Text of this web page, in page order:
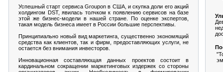
Успешный старт сервиса Groupon в США, и скупка доли его акций
холдингом DST, явилась толчком к появлению сервисов на базе
этой же бизнес-модели в нашей стране. По оценке экспертов,
такая модель бизнеса имеет в России большие перспективы.
Принципиально новый вид маркетинга, существенно экономящий
средства как клиентов, так и фирм, предоставляющих услуги, не
остается без внимания инвесторов.
Инновационная составляющая данных проектов состоит в
кардинальном сокращении маркетинговых издержек со стороны